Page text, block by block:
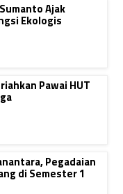
Ajak
Ekologis
Pawai HUT
Pegadaian
di Semester 1